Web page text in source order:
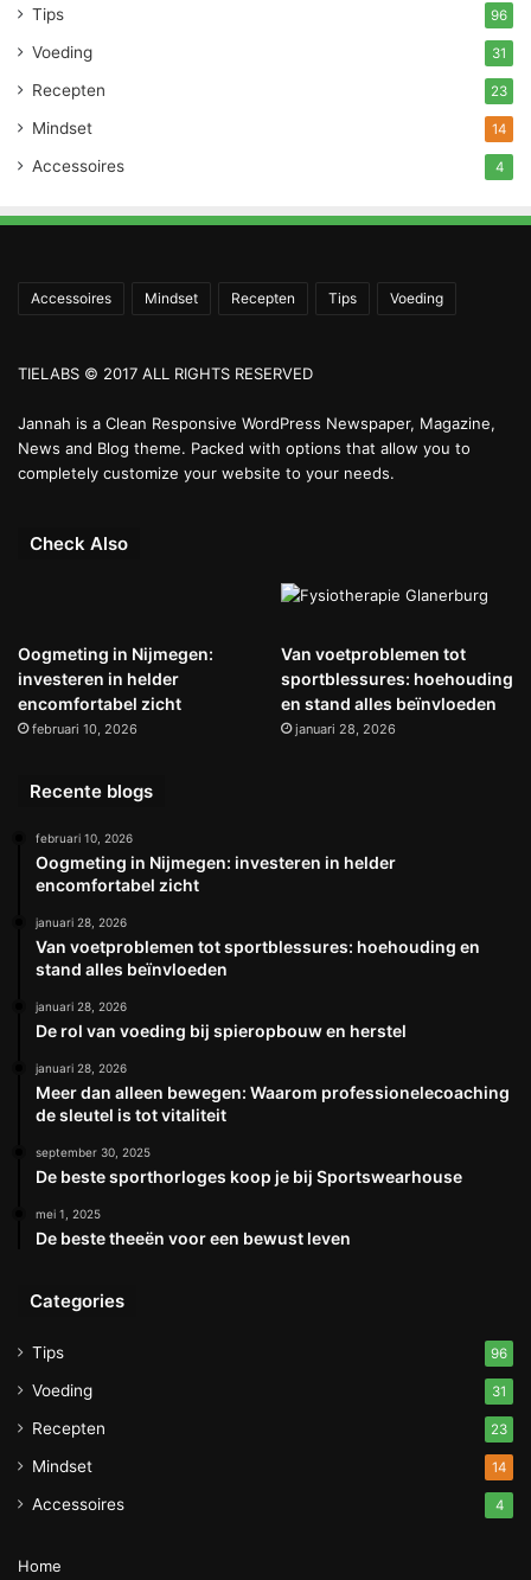
Tips 96
Voeding 31
Recepten 23
Mindset 14
Accessoires 4
Accessoires Mindset Recepten Tips Voeding
TIELABS © 2017 ALL RIGHTS RESERVED
Jannah is a Clean Responsive WordPress Newspaper, Magazine,
News and Blog theme. Packed with options that allow you to
completely customize your website to your needs.
Check Also
Oogmeting in Nijmegen:
investeren in helder
encomfortabel zicht
februari 10, 2026
Van voetproblemen tot
sportblessures: hoehouding
en stand alles beïnvloeden
januari 28, 2026
Recente blogs
februari 10, 2026
Oogmeting in Nijmegen: investeren in helder
encomfortabel zicht
januari 28, 2026
Van voetproblemen tot sportblessures: hoehouding en
stand alles beïnvloeden
januari 28, 2026
De rol van voeding bij spieropbouw en herstel
januari 28, 2026
Meer dan alleen bewegen: Waarom professionelecoaching
de sleutel is tot vitaliteit
september 30, 2025
De beste sporthorloges koop je bij Sportswearhouse
mei 1, 2025
De beste theeën voor een bewust leven
Categories
Tips 96
Voeding 31
Recepten 23
Mindset 14
Accessoires 4
Home